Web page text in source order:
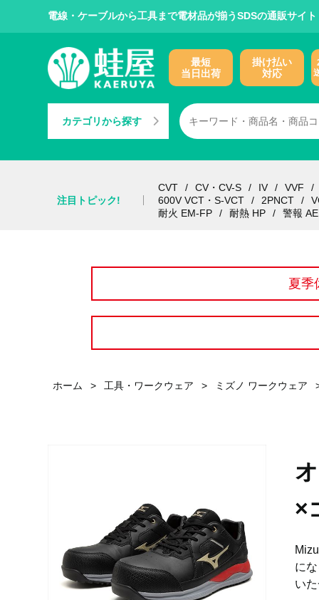
電線・ケーブルから工具まで電材品が揃うSDSの通販サイト
最短
当日出荷
掛け払い
対応
カテゴリから探す
注目トピック!
CVT CV・CV-S IV
VVF
600V VCT・S-VCT
2PNCT
耐火 EM-FP
耐熱 HP 警報 AE
夏季
ホーム > 工具・ワークウェア > ミズノ ワークウェア
×
に
い